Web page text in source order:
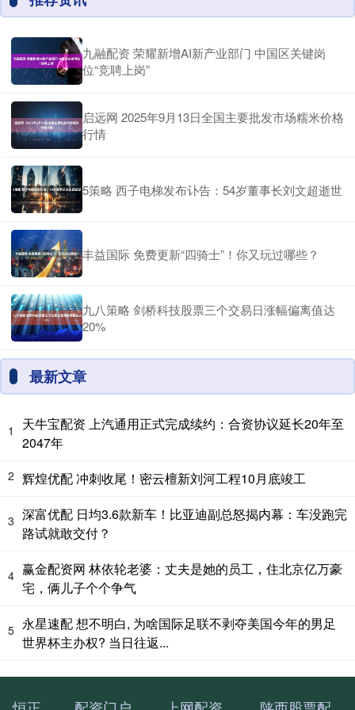
九融配资 荣耀新增AI新产业部门 中国区关键岗
位“竞聘上岗”
启远网 2025年9月13日全国主要批发市场糯米价格
行情
5策略 西子电梯发布讣告：54岁董事长刘文超逝世
丰益国际 免费更新“四骑士”！你又玩过哪些？
九八策略 剑桥科技股票三个交易日涨幅偏离值达
20%
最新文章
1
天牛宝配资 上汽通用正式完成续约：合资协议延长20年至
2047年
2 辉煌优配 冲刺收尾！密云檀新刘河工程10月底竣工
3 深富优配 日均3.6款新车！比亚迪副总怒揭内幕：车没跑完
路试就敢交付？
4 赢金配资网 林依轮老婆：丈夫是她的员工，住北京亿万豪
宅，俩儿子个个争气
5 永星速配 想不明白, 为啥国际足联不剥夺美国今年的男足
世界杯主办权? 当日往返...